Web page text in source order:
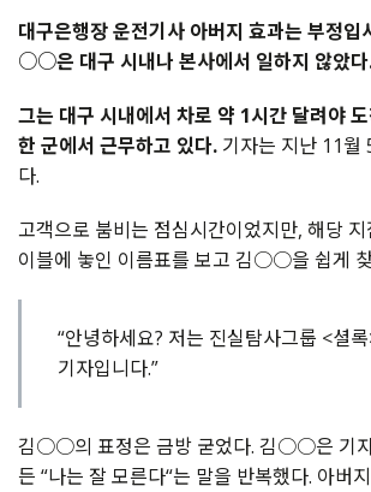
대구은행장 운전기사 아버지 효과는 부정입
○○은 대구 시내나 본사에서 일하지 않았
그는 대구 시내에서 차로 약 1시간 달려야
한 군에서 근무하고 있다. 기자는 지난 11월
다.
고객으로 붐비는 점심시간이었지만, 해당
이블에 놓인 이름표를 보고 김○○을 쉽게
“안녕하세요? 저는 진실탐사그룹 <셜
기자입니다.”
김○○의 표정은 금방 굳었다. 김○○은 기
든 “나는 잘 모른다“는 말을 반복했다. 아버